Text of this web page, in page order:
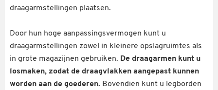
draagarmstellingen plaatsen.
Door hun hoge aanpassingsvermogen kunt u
draagarmstellingen zowel in kleinere opslagruimtes als
in grote magazijnen gebruiken. De draagarmen kunt u
losmaken, zodat de draagvlakken aangepast kunnen
worden aan de goederen. Bovendien kunt u legborden